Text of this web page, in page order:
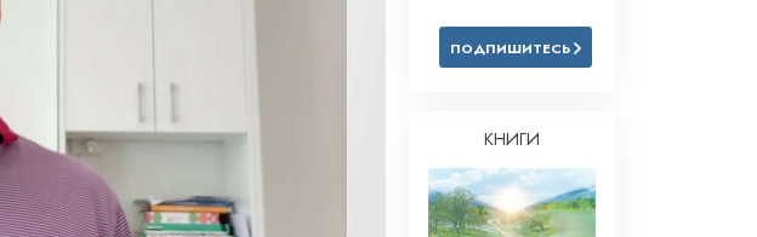
Решение проблемы наркотиков
Этика и состояния
Причина подавления
ПОДПИШИТЕСЬ
КНИГИ